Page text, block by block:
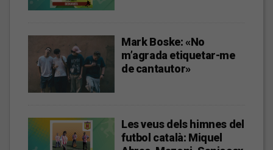
Mark Boske: «No
m’agrada etiquetar-me
de cantautor»
Les veus dels himnes del
futbol català: Miquel